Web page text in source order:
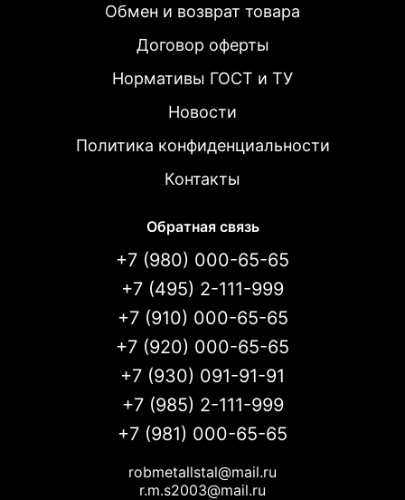
Обмен и возврат товара
Договор оферты
Нормативы ГОСТ и ТУ
Новости
Политика конфиденциальности
Контакты
Обратная связь
+7 (980) 000-65-65
+7 (495) 2-111-999
+7 (910) 000-65-65
+7 (920) 000-65-65
+7 (930) 091-91-91
+7 (985) 2-111-999
+7 (981) 000-65-65
robmetallstal@mail.ru
r.m.s2003@mail.ru